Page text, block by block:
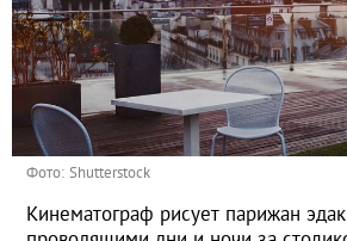
Фото: Shutterstock
Кинематограф рисует парижан